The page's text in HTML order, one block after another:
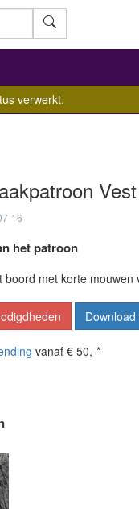
verwerkt.
Vest
16
het patroon
boord met korte
vanaf € 50,-*